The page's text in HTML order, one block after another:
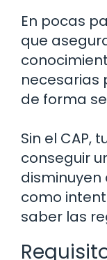
En pocas
que
necesarias
de forma
Sin el CAP,
conseguir
como
saber las